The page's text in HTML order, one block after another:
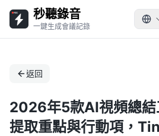
秒聽錄音
一鍵生成會議記錄
返回
2026年5款AI視頻總結
提取重點與行動項，